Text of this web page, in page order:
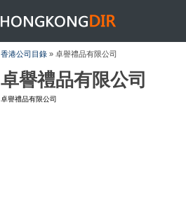
HONGKONGDIR
香港公司目錄 » 卓譽禮品有限公司
卓譽禮品有限公司
卓譽禮品有限公司